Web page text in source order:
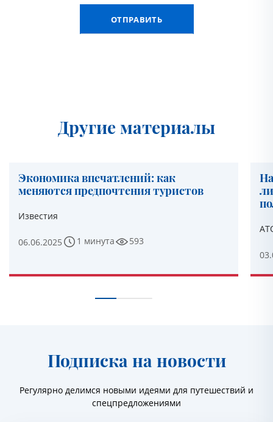
Другие материалы
Экономика впечатлений: как
меняются предпочтения туристов
Известия
06.06.2025 1 минута 593
Подписка на новости
Регулярно делимся новыми идеями для путешествий и
спецпредложениями